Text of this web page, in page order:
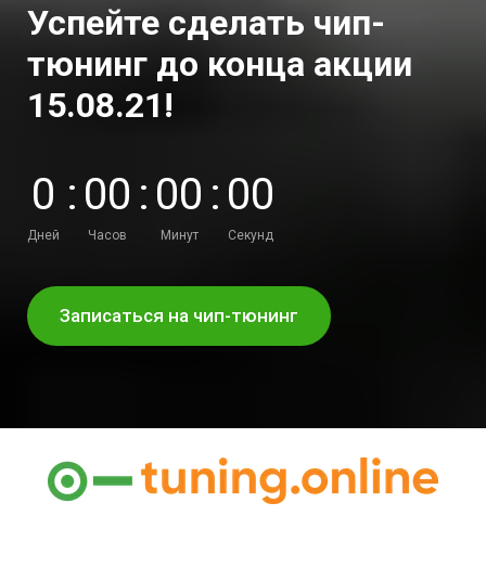
Успейте сделать чип-
тюнинг до конца акции
15.08.21!
0
Дней
: 00
Часов
: 00
Минут
: 00
Секунд
Записаться на чип-тюнинг